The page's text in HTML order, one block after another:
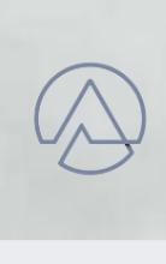
İçeriğe
geç